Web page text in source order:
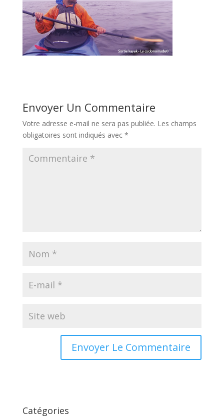
Envoyer Un Commentaire
Votre adresse e-mail ne sera pas publiée. Les champs
obligatoires sont indiqués avec *
Catégories